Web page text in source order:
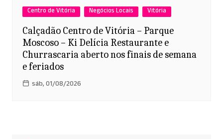
Centro de Vitória Negócios Locais Vitória
Calçadão Centro de Vitória – Parque
Moscoso – Ki Delícia Restaurante e
Churrascaria aberto nos finais de semana
e feriados
sáb, 01/08/2026